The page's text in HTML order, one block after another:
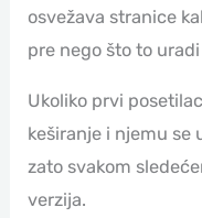
osvežava stranice
pre nego što to
Ukoliko prvi
keširanje i njemu se
zato svakom
verzija.